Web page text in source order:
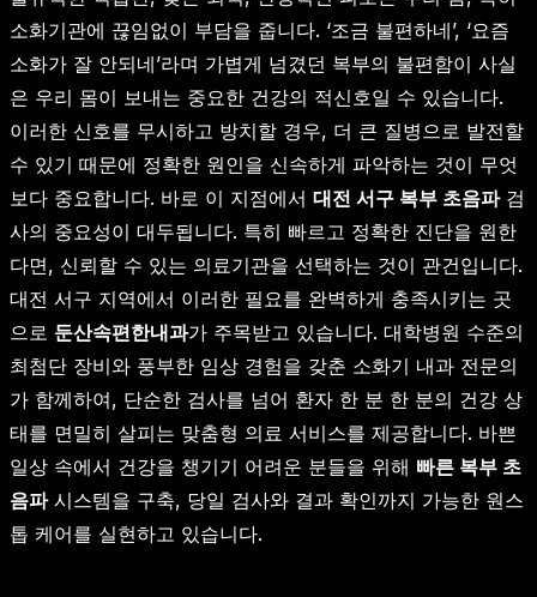
소화기관에 끊임없이 부담을 줍니다. ‘조금 불편하네’, ‘요즘
소화가 잘 안되네’라며 가볍게 넘겼던 복부의 불편함이 사실
은 우리 몸이 보내는 중요한 건강의 적신호일 수 있습니다.
이러한 신호를 무시하고 방치할 경우, 더 큰 질병으로 발전할
수 있기 때문에 정확한 원인을 신속하게 파악하는 것이 무엇
보다 중요합니다. 바로 이 지점에서 대전 서구 복부 초음파검
사의 중요성이 대두됩니다. 특히 빠르고 정확한 진단을 원한
다면, 신뢰할 수 있는 의료기관을 선택하는 것이 관건입니다.
대전 서구 지역에서 이러한 필요를 완벽하게 충족시키는 곳
으로 둔산속편한내과가 주목받고 있습니다. 대학병원 수준의
최첨단 장비와 풍부한 임상 경험을 갖춘 소화기 내과 전문의
가 함께하여, 단순한 검사를 넘어 환자 한 분 한 분의 건강 상
태를 면밀히 살피는 맞춤형 의료 서비스를 제공합니다. 바쁜
일상 속에서 건강을 챙기기 어려운 분들을 위해 빠른 복부 초
음파시스템을 구축, 당일 검사와 결과 확인까지 가능한 원스
톱 케어를 실현하고 있습니다.